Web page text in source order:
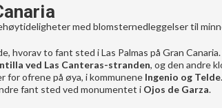
med blomsternedleggelser til
to fant sted i Las Palmas på Gran
ved Las Canteras-stranden, og den andre
for ofrene på øya, i kommunene Ingenio og Telde
fant sted ved monumentet i Ojos de Garza.